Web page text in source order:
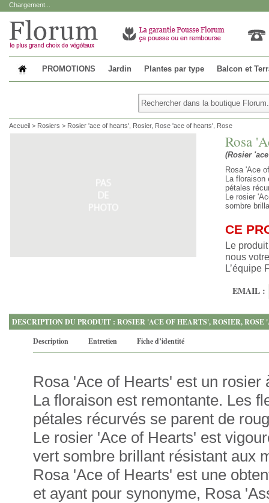
Chargement...
PROMOTIONS Jardin Plantes par type Balcon et
Accueil > Rosiers > Rosier 'ace of hearts', Rosier, Rose 'ace of hearts', Rose
Rosa
(Rosier
Rosa 'Ace
La
pétales
Le rosier
sombre
CE
Le
nous
L’équipe
EMAIL :
DESCRIPTION DU PRODUIT : ROSIER 'ACE OF HEARTS', ROSIER, ROSE
Description
Entretien Fiche d’identité
Rosa 'Ace of Hearts' est un
La floraison est remontante. Les
pétales récurvés se parent de
Le rosier 'Ace of Hearts' est
vert sombre brillant résistant aux
Rosa 'Ace of Hearts' est une
et ayant pour synonyme, Rosa